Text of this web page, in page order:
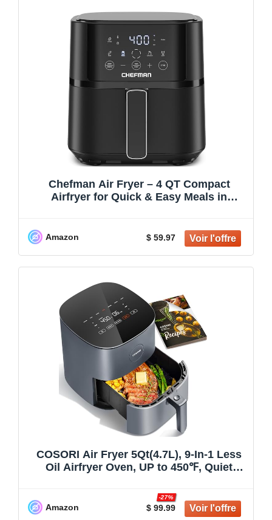
Chefman Air Fryer – 4 QT Compact
Airfryer for Quick & Easy Meals in
Presets, Nonstick & Dishwasher Safe
Amazon $ 59.97
COSORI Air Fryer 5Qt(4.7L), 9-In-1 Less
Oil Airfryer Oven, UP to 450℉, Quiet
Nonstick Basket, Compact, Dishwasher
Safe
Amazon $ 99.99
-27%